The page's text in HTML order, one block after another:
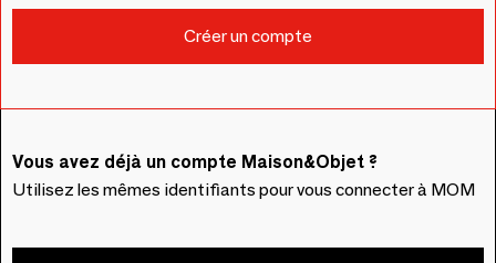
Vous avez déjà un compte Maison&Objet ?
Utilisez les mêmes identifiants pour vous connecter à MOM